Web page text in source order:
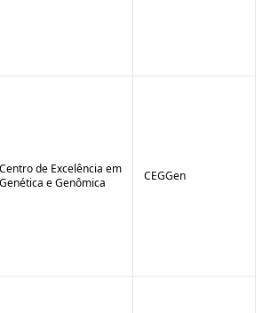
Centro de Excelência em
Genética e Genômica
CEGGen